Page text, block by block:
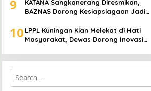
9
KATANA Sangkanerang Diresmikan,
BAZNAS Dorong Kesiapsiagaan Jadi
10 LPPL Kuningan Kian Melekat di Hati
Masyarakat, Dewas Dorong Inovasi
Search
for: